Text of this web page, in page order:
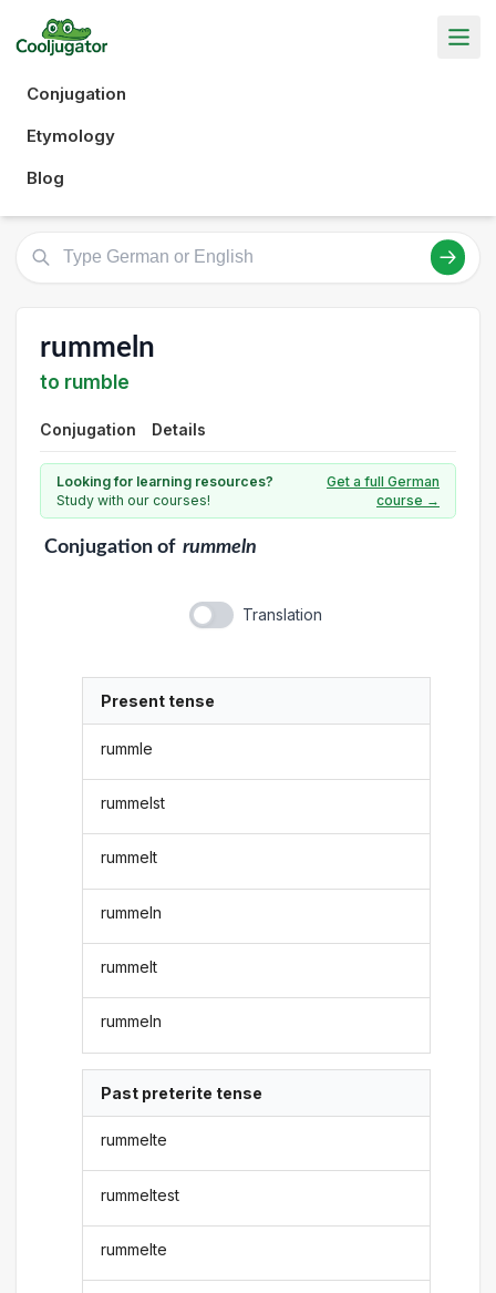
Conjugation
Etymology
Blog
rummeln
to rumble
Conjugation Details
Looking for learning resources?
Study with our courses!
Get a full German
course →
Conjugationof rummeln
Translation
Present tense
rummle
rummelst
rummelt
rummeln
rummelt
rummeln
Past preterite tense
rummelte
rummeltest
rummelte